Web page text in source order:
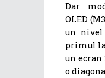
Dar
OLED
un nivel
primul
un ecran
o